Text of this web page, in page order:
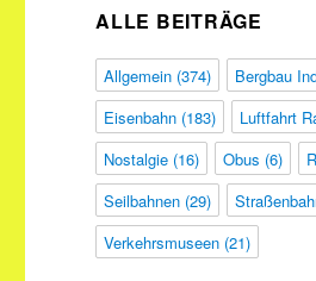
ALLE BEITRÄGE
Allgemein (374) Bergbau
Eisenbahn (183) Luftfahrt
Nostalgie (16) Obus (6)
Seilbahnen (29)
Verkehrsmuseen (21)